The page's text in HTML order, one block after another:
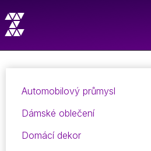
Automobilový průmysl
Dámské oblečení
Domácí dekor